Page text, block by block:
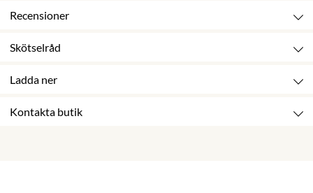
Recensioner
Skötselråd
Ladda ner
Kontakta butik